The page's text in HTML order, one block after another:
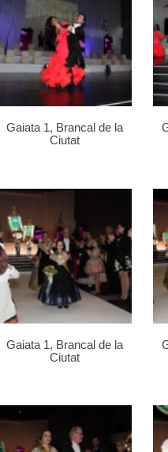
Gaiata 1, Brancal de la
Ciutat
Gaiata 1, Brancal de la
Ciutat